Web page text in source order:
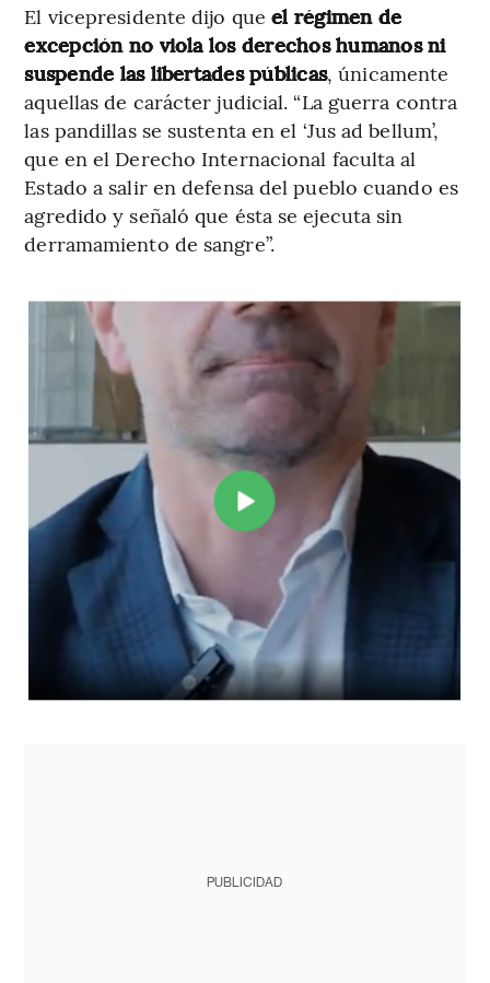
El vicepresidente dijo queel régimen de
excepción no viola los derechos humanos ni
suspende las libertades públicas, únicamente
aquellas de carácter judicial. “La guerra contra
las pandillas se sustenta en el ‘Jus ad bellum’,
que en el Derecho Internacional faculta al
Estado a salir en defensa del pueblo cuando es
agredido y señaló que ésta se ejecuta sin
derramamiento de sangre”.
PUBLICIDAD